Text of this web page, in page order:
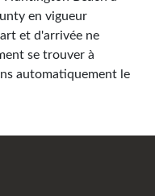
en vigueur
et d'arrivée ne
se trouver à
automatiquement le